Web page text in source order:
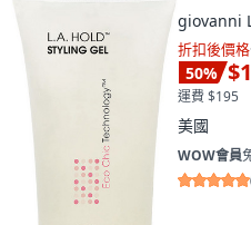
giovanni
折扣後價格
50%
運費 $195
美國
WOW會員